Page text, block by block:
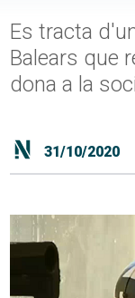
Es tracta
Balears que
dona a la
31/10/2020